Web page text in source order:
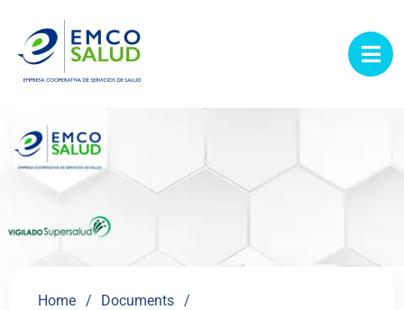
Home
Documents